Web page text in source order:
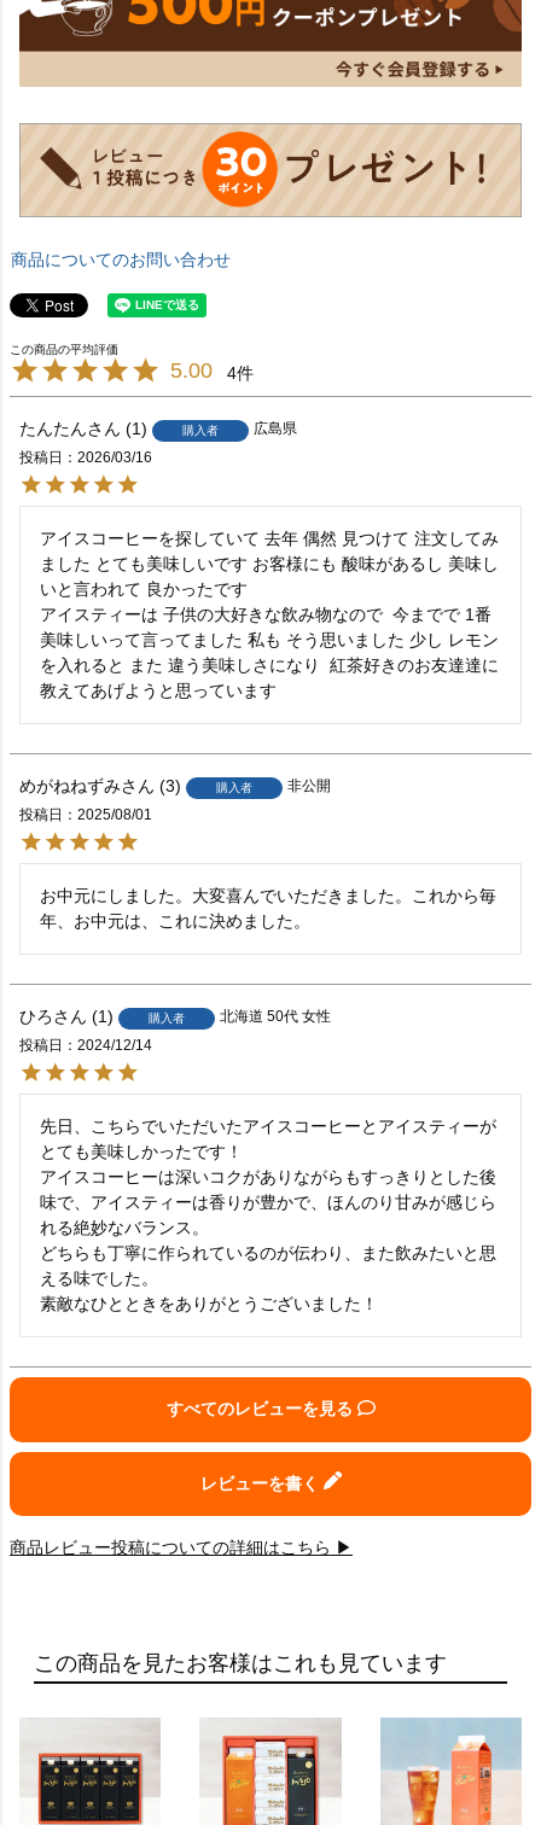
商品についてのお問い合わせ
5.00 4
たんたん 1 購入者
広島県
投稿日
2026/03/16
アイスコーヒーを探していて 去年 偶然 見つけて 注文してみ
ました とても美味しいです お客様にも 酸味があるし 美味し
いと言われて 良かったです
アイスティーは 子供の大好きな飲み物なので  今までで 1番
美味しいって言ってました 私も そう思いました 少し レモン
を入れると また 違う美味しさになり  紅茶好きのお友達達に
教えてあげようと思っています
めがねねずみ 3 購入者
非公開
投稿日
2025/08/01
お中元にしました。大変喜んでいただきました。これから毎
年、お中元は、これに決めました。
ひろ 1 購入者 北海道 50代 女性
投稿日
2024/12/14
先日、こちらでいただいたアイスコーヒーとアイスティーが
とても美味しかったです！
アイスコーヒーは深いコクがありながらもすっきりとした後
味で、アイスティーは香りが豊かで、ほんのり甘みが感じら
れる絶妙なバランス。
どちらも丁寧に作られているのが伝わり、また飲みたいと思
える味でした。
素敵なひとときをありがとうございました！
すべてのレビューを見る
レビューを書く
商品レビュー投稿についての詳細はこちら ▶
この商品を見たお客様はこれも見ています